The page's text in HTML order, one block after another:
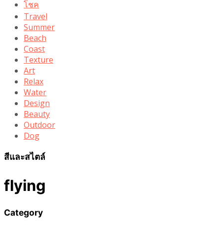
โชค
Travel
Summer
Beach
Coast
Texture
Art
Relax
Water
Design
Beauty
Outdoor
Dog
สีและสไตล์
flying
Category